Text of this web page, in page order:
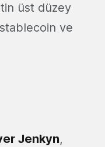
üst düzey
ve
Jenkyn,